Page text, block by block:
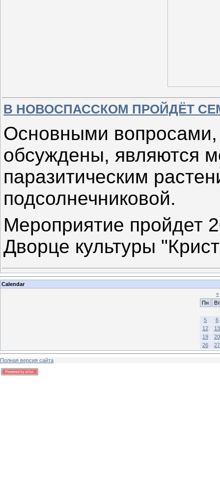
В НОВОСПАССКОМ ПРОЙДЁТ
Основными
обсуждены, являются
паразитическим
подсолнечниковой.
Мероприятие пройдет
Дворце культуры
Calendar
«
Пн
Вт
5
6
12
13
19
20
26
27
Полная версия сайта